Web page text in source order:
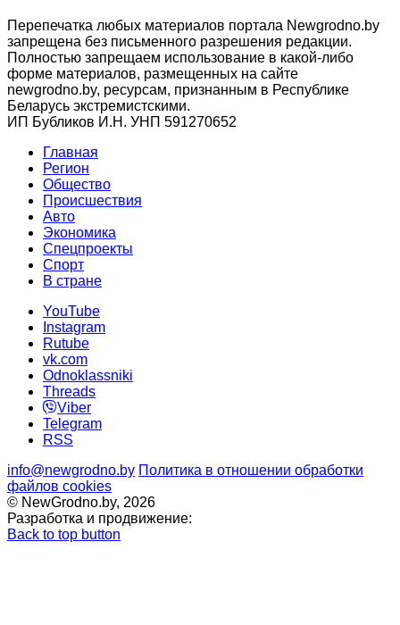
Перепечатка любых материалов портала Newgrodno.by
запрещена без письменного разрешения редакции.
Полностью запрещаем использование в какой-либо
форме материалов, размещенных на сайте
newgrodno.by, ресурсам, признанным в Республике
Беларусь экстремистскими.
ИП Бубликов И.Н. УНП 591270652
Главная
Регион
Общество
Происшествия
Авто
Экономика
Спецпроекты
Cпорт
В стране
YouTube
Instagram
Rutube
vk.com
Odnoklassniki
Threads
Viber
Telegram
RSS
info@newgrodno.by Политика в отношении обработки
файлов cookies
© NewGrodno.by, 2026
Разработка и продвижение:
Back to top button